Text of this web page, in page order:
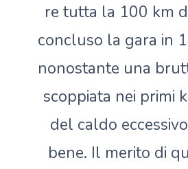
re tutta la 100 km
concluso la gara in
nonostante una
scoppiata nei primi
del caldo
bene. Il merito di